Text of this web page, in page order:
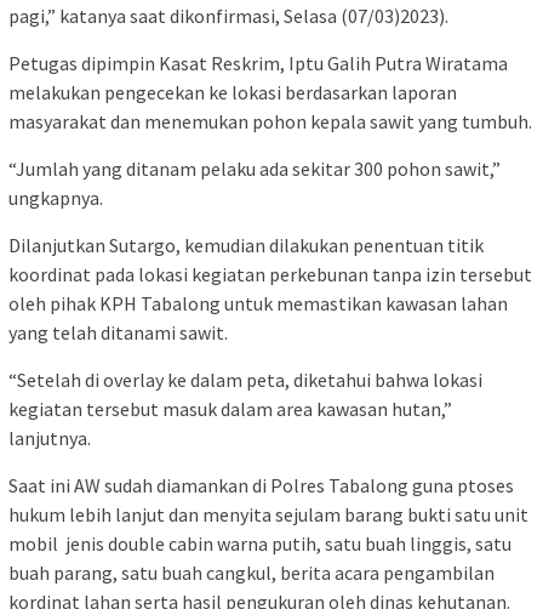
pagi,” katanya saat dikonfirmasi, Selasa (07/03)2023).
Petugas dipimpin Kasat Reskrim, Iptu Galih Putra Wiratama
melakukan pengecekan ke lokasi berdasarkan laporan
masyarakat dan menemukan pohon kepala sawit yang tumbuh.
“Jumlah yang ditanam pelaku ada sekitar 300 pohon sawit,”
ungkapnya.
Dilanjutkan Sutargo, kemudian dilakukan penentuan titik
koordinat pada lokasi kegiatan perkebunan tanpa izin tersebut
oleh pihak KPH Tabalong untuk memastikan kawasan lahan
yang telah ditanami sawit.
“Setelah di overlay ke dalam peta, diketahui bahwa lokasi
kegiatan tersebut masuk dalam area kawasan hutan,”
lanjutnya.
Saat ini AW sudah diamankan di Polres Tabalong guna ptoses
hukum lebih lanjut dan menyita sejulam barang bukti satu unit
mobil jenis double cabin warna putih, satu buah linggis, satu
buah parang, satu buah cangkul, berita acara pengambilan
kordinat lahan serta hasil pengukuran oleh dinas kehutanan.